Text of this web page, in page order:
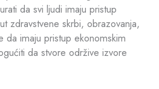
da svi ljudi imaju pristup
zdravstvene skrbi, obrazovanja,
da imaju pristup ekonomskim
da stvore održive izvore